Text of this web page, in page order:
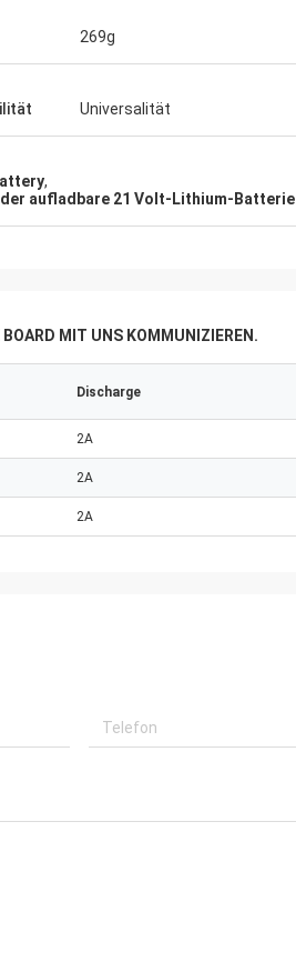
269g
Universalität
,
aufladbare 21 Volt-Lithium-Batterie
MIT UNS KOMMUNIZIEREN.
Discharge
2A
2A
2A